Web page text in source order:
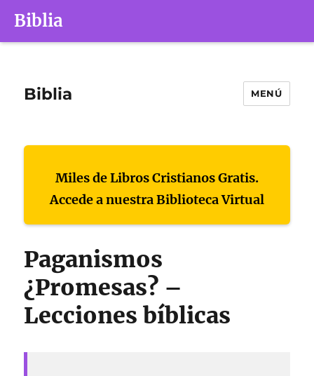
Biblia
Biblia MENÚ
Miles de Libros Cristianos Gratis.
Accede a nuestra Biblioteca Virtual
Paganismos
¿Promesas? –
Lecciones bíblicas